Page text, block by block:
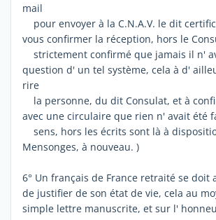
mail
pour envoyer à la C.N.A.V. le dit
vous confirmer la réception, hors le
strictement confirmé que jamais il n'
question d' un tel système, cela à d'
rire
la personne, du dit Consulat, et à
avec une circulaire que rien n' avait été
sens, hors les écrits sont là à
Mensonges, à nouveau. )
6° Un français de France retraité se doit
de justifier de son état de vie, cela au
simple lettre manuscrite, et sur l'